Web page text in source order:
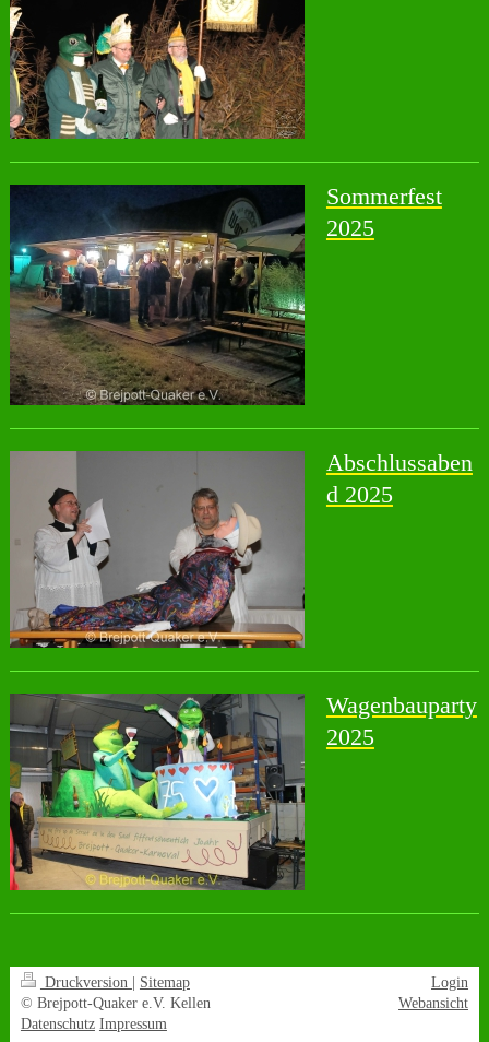
Sommerfest
2025
Abschlussaben
d 2025
Wagenbauparty
2025
Druckversion | Sitemap
© Brejpott-Quaker e.V. Kellen
Datenschutz Impressum
Login
Webansicht